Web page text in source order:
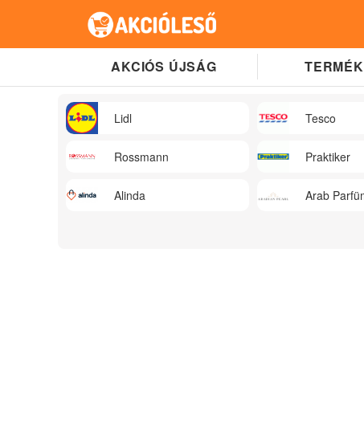
AKCIÓS ÚJSÁG
Lidl Tesco
Rossmann Praktiker
Alinda Arab